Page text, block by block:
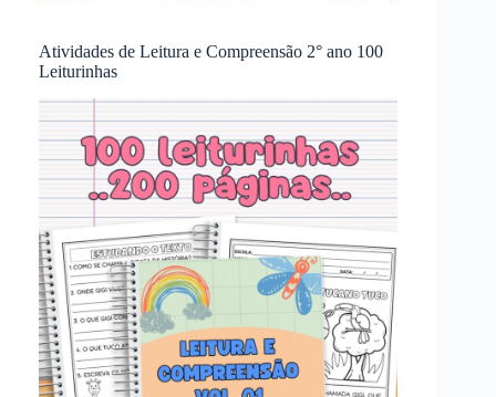
Atividades de Leitura e Compreensão 2° ano 100
Leiturinhas